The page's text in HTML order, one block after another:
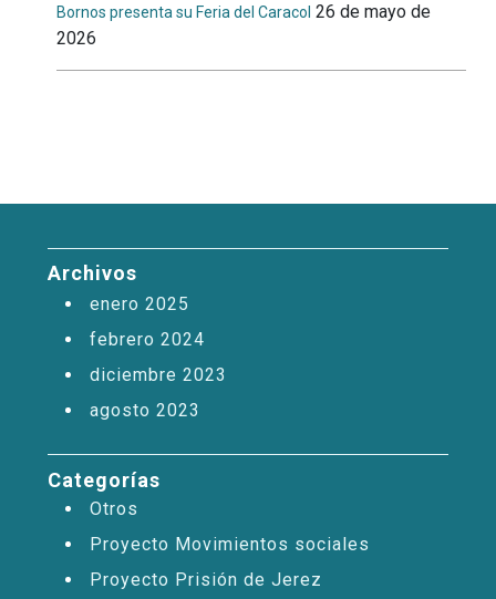
Bornos presenta su Feria del Caracol 26 de mayo de
2026
Archivos
enero 2025
febrero 2024
diciembre 2023
agosto 2023
Categorías
Otros
Proyecto Movimientos sociales
Proyecto Prisión de Jerez